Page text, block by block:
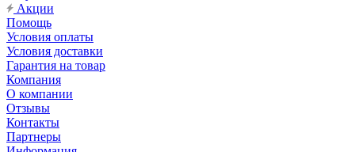
Акции
Помощь
Условия оплаты
Условия доставки
Гарантия на товар
Компания
О компании
Отзывы
Контакты
Партнеры